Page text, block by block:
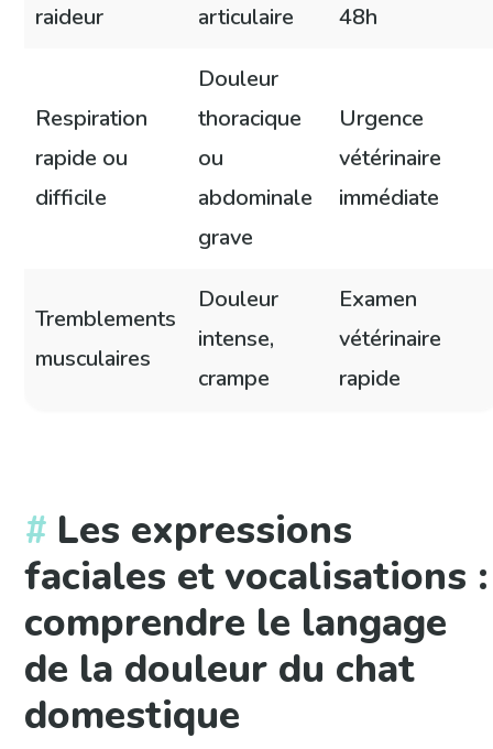
raideur
articulaire
48h
Respiration
rapide ou
difficile
Douleur
thoracique
ou
abdominale
grave
Urgence
vétérinaire
immédiate
Tremblements
musculaires
Douleur
intense,
crampe
Examen
vétérinaire
rapide
Les expressions
faciales et vocalisations :
comprendre le langage
de la douleur du chat
domestique